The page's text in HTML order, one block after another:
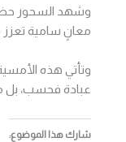
وشهد السحور
معانٍ سامية تعزز
وتأتي هذه
عبادة فحسب، بل
شارك هذا الموضوع: